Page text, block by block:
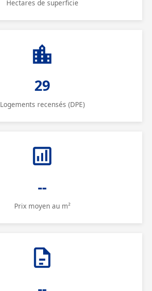
Hectares de superficie
29
Logements recensés (DPE)
--
Prix moyen au m²